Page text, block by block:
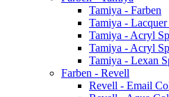
Tamiya - Farben
Tamiya -
Tamiya - Acryl
Tamiya - Acryl
Tamiya - Lexan
Farben - Revell
Revell - Email